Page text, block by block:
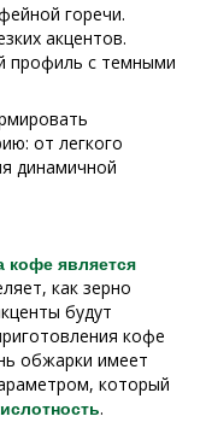
горечи.
акцентов.
профиль с темными
от легкого
динамичной
является
как зерно
будут
кофе
обжарки имеет
который
.